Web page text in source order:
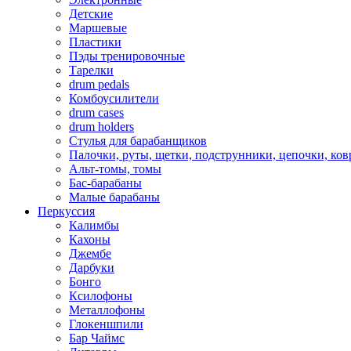
Детские
Маршевые
Пластики
Пэды тренировочные
Тарелки
drum pedals
Комбоусилители
drum cases
drum holders
Стулья для барабанщиков
Палочки, руты, щетки, подструнники, цепочки,
Альт-томы, томы
Бас-барабаны
Малые барабаны
Перкуссия
Калимбы
Кахоны
Джембе
Дарбуки
Бонго
Ксилофоны
Металлофоны
Глокеншпили
Бар Чаймс